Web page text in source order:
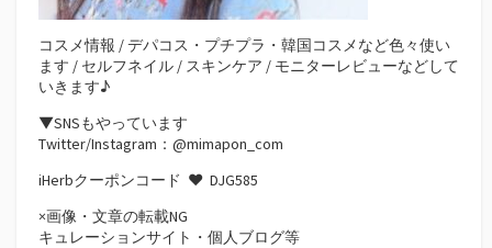
コスメ情報 / デパコス・プチプラ・韓国コスメなど色々使い
ます / セルフネイル / スキンケア / モニターレビューなどして
いきます♪
▼SNSもやっています
Twitter/Instagram：@mimapon_com
iHerbクーポンコード ♥ DJG585
×画像・文章の転載NG
キュレーションサイト・個人ブログ等